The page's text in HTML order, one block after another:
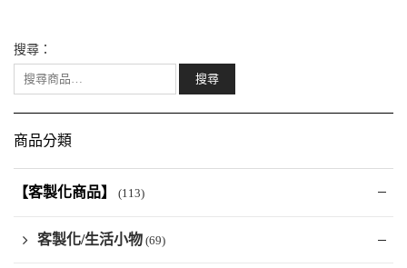
搜尋：
商品分類
【客製化商品】 (113)
客製化/生活小物 (69)